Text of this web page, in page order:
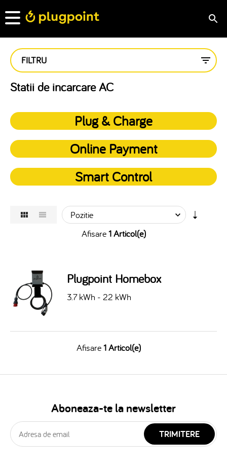
FILTRU
Statii de incarcare AC
Plug & Charge
Online Payment
Smart Control
Afisare1 Articol(e)
Plugpoint Homebox
3.7 kWh - 22 kWh
Afisare1 Articol(e)
Aboneaza-te la newsletter
TRIMITERE